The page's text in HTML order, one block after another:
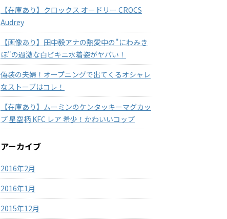
【在庫あり】クロックス オードリー CROCS
Audrey
【画像あり】田中毅アナの熱愛中の"にわみき
ほ"の過激な白ビキニ水着姿がヤバい！
偽装の夫婦！オープニングで出てくるオシャレ
なストーブはコレ！
【在庫あり】ムーミンのケンタッキーマグカッ
プ 星空柄 KFC レア 希少！かわいいコップ
アーカイブ
2016年2月
2016年1月
2015年12月